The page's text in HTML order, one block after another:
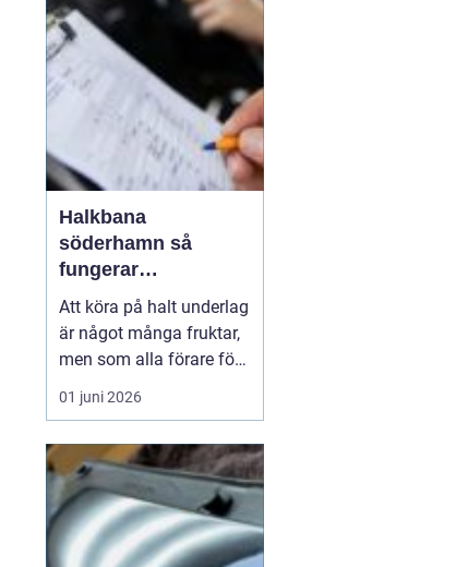
foderskötsel i
ladugården eller tunga
lyft på gårdsplan...
Halkbana
söderhamn så
fungerar
riskutbildning på
riktigt halt underlag
Att köra på halt underlag
är något många fruktar,
men som alla förare förr
eller senare möter. En
halkbana ger
is, snö och plötsliga
hinder på ett kontrollerat
och säkert sätt. I
Söderhamn finns en
01 juni 2026